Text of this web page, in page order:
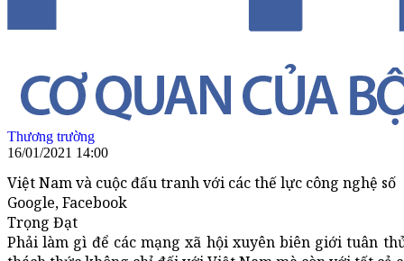
Thương trường
16/01/2021 14:00
Việt Nam và cuộc đấu tranh với các thế lực công nghệ số
Google, Facebook
Trọng Đạt
Phải làm gì để các mạng xã hội xuyên biên giới tuân